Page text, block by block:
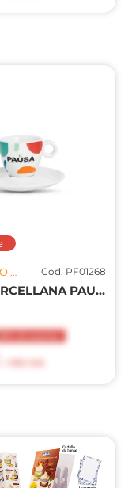
SFIZIO MISTO S.R.L. Cod. PF01268
TAZZA PORCELLANA PAUSA 80CC 12PZ